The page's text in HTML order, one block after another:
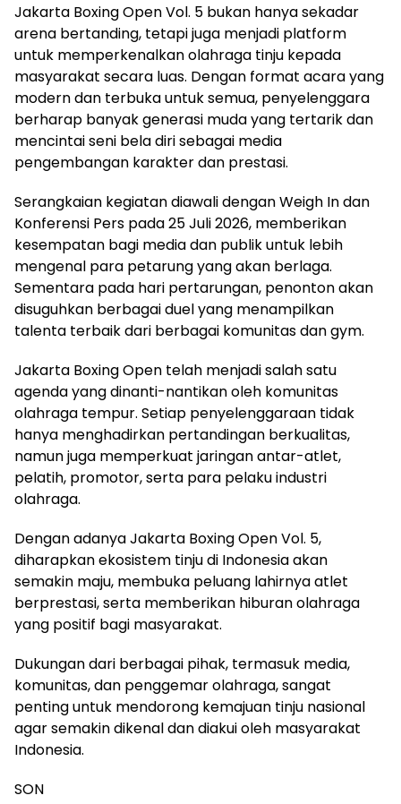
Jakarta Boxing Open Vol. 5 bukan hanya sekadar
arena bertanding, tetapi juga menjadi platform
untuk memperkenalkan olahraga tinju kepada
masyarakat secara luas. Dengan format acara yang
modern dan terbuka untuk semua, penyelenggara
berharap banyak generasi muda yang tertarik dan
mencintai seni bela diri sebagai media
pengembangan karakter dan prestasi.
Serangkaian kegiatan diawali dengan Weigh In dan
Konferensi Pers pada 25 Juli 2026, memberikan
kesempatan bagi media dan publik untuk lebih
mengenal para petarung yang akan berlaga.
Sementara pada hari pertarungan, penonton akan
disuguhkan berbagai duel yang menampilkan
talenta terbaik dari berbagai komunitas dan gym.
Jakarta Boxing Open telah menjadi salah satu
agenda yang dinanti-nantikan oleh komunitas
olahraga tempur. Setiap penyelenggaraan tidak
hanya menghadirkan pertandingan berkualitas,
namun juga memperkuat jaringan antar-atlet,
pelatih, promotor, serta para pelaku industri
olahraga.
Dengan adanya Jakarta Boxing Open Vol. 5,
diharapkan ekosistem tinju di Indonesia akan
semakin maju, membuka peluang lahirnya atlet
berprestasi, serta memberikan hiburan olahraga
yang positif bagi masyarakat.
Dukungan dari berbagai pihak, termasuk media,
komunitas, dan penggemar olahraga, sangat
penting untuk mendorong kemajuan tinju nasional
agar semakin dikenal dan diakui oleh masyarakat
Indonesia.
SON